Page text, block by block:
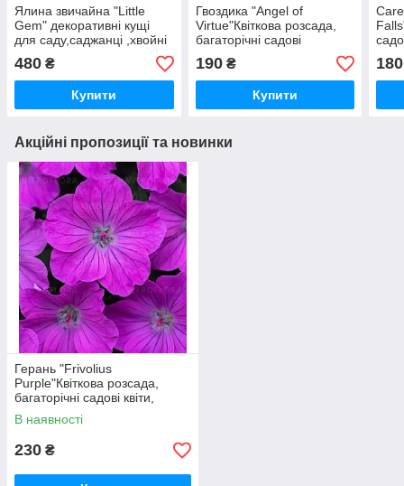
Ялина звичайна "Little
Gem" декоративні кущі
для саду,саджанці ,хвойні
рослини у горщиках
480 ₴
Купити
Гвоздика "Angel of
Virtue"Квіткова розсада,
багаторічні садові
квіти,рослини для саду
190₴
Купити
саду
180
Акційні пропозиції та новинки
Герань "Frivolius
Purple"Квіткова розсада,
багаторічні садові квіти,
рослини для саду
В наявності
230 ₴